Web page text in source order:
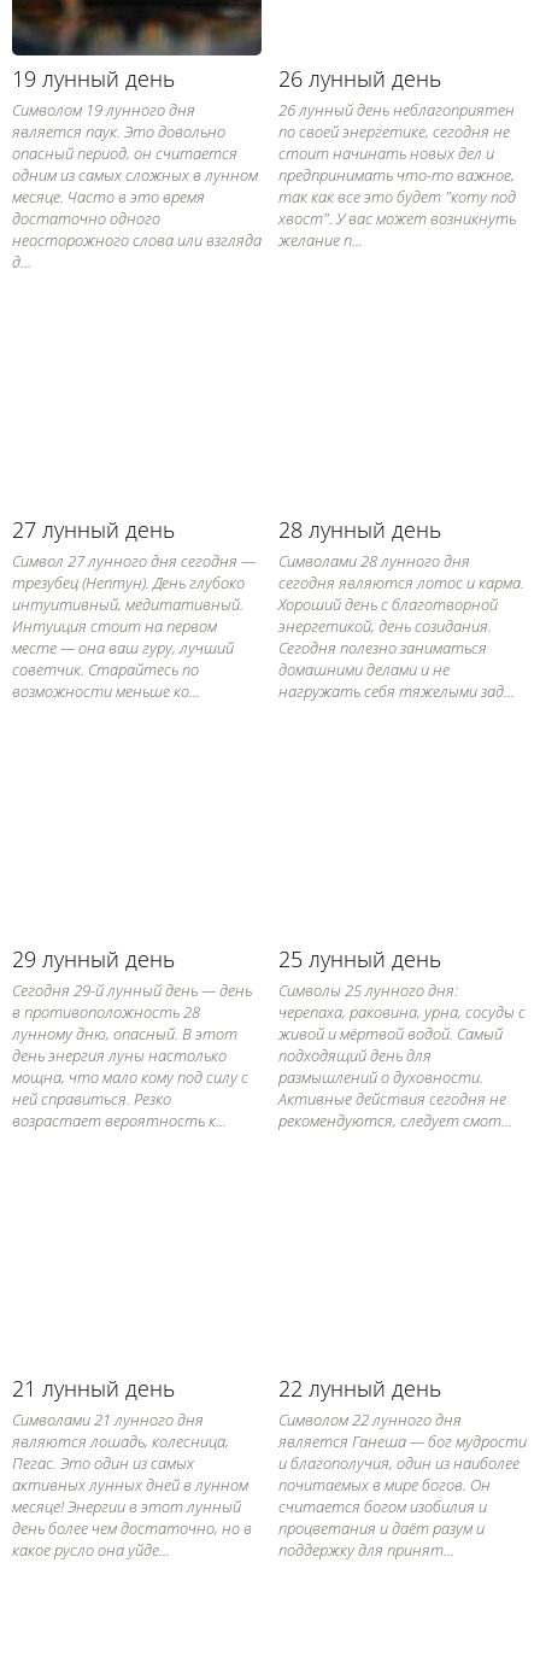
19 лунный день
Символом 19 лунного дня
является паук. Это довольно
опасный период, он считается
одним из самых сложных в лунном
месяце. Часто в это время
достаточно одного
неосторожного слова или взгляда
д...
26 лунный день
26 лунный день неблагоприятен
по своей энергетике, сегодня не
стоит начинать новых дел и
предпринимать что-то важное,
так как все это будет "коту под
хвост". У вас может возникнуть
желание п...
27 лунный день
Символ 27 лунного дня сегодня —
трезубец (Нептун). День глубоко
интуитивный, медитативный.
Интуиция стоит на первом
месте — она ваш гуру, лучший
советчик. Старайтесь по
возможности меньше ко...
28 лунный день
Символами 28 лунного дня
сегодня являются лотос и карма.
Хороший день с благотворной
энергетикой, день созидания.
Сегодня полезно заниматься
домашними делами и не
нагружать себя тяжелыми зад...
29 лунный день
Сегодня 29-й лунный день — день
в противоположность 28
лунному дню, опасный. В этот
день энергия луны настолько
мощна, что мало кому под силу с
ней справиться. Резко
возрастает вероятность к...
25 лунный день
Символы 25 лунного дня:
черепаха, раковина, урна, сосуды с
живой и мёртвой водой. Самый
подходящий день для
размышлений о духовности.
Активные действия сегодня не
рекомендуются, следует смот...
21 лунный день
Символами 21 лунного дня
являются лошадь, колесница,
Пегас. Это один из самых
активных лунных дней в лунном
месяце! Энергии в этот лунный
день более чем достаточно, но в
какое русло она уйде...
22 лунный день
Символом 22 лунного дня
является Ганеша — бог мудрости
и благополучия, один из наиболее
почитаемых в мире богов. Он
считается богом изобилия и
процветания и даёт разум и
поддержку для принят...